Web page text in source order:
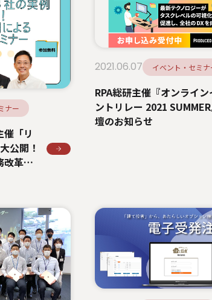
ナー
催「リ
公開！
改革セ
2021.06.07 イベント・セミナ
RPA総研主催『オンライン
ントリレー 2021
壇のお知らせ